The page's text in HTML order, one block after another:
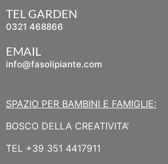
TEL GARDEN
0321 468866
EMAIL
info@fasolipiante.com
SPAZIO PER BAMBINI E FAMIGLIE:
BOSCO DELLA CREATIVITA’
TEL +39 351 4417911